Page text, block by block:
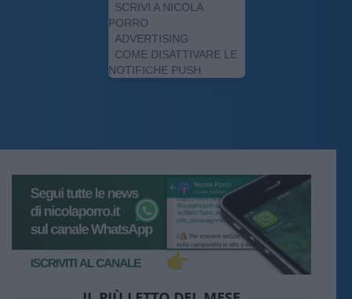
SCRIVI A NICOLA
PORRO
ADVERTISING
COME DISATTIVARE LE
NOTIFICHE PUSH